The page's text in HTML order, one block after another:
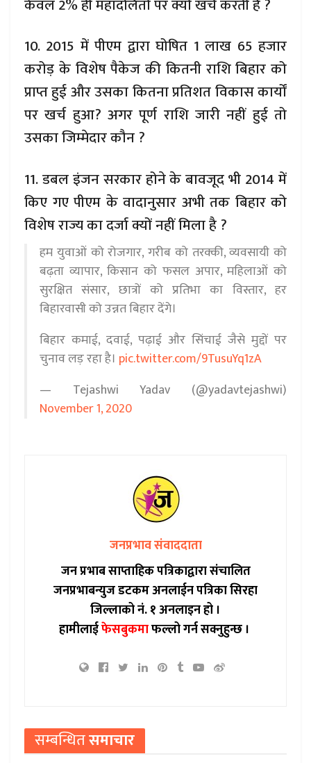
केवल 2% ही महादलितों पर क्यों खर्च करती है ?
10. 2015 में पीएम द्वारा घोषित 1 लाख 65 हजार
करोड़ के विशेष पैकेज की कितनी राशि बिहार को
प्राप्त हुई और उसका कितना प्रतिशत विकास कार्यों
पर खर्च हुआ? अगर पूर्ण राशि जारी नहीं हुई तो
उसका जिम्मेदार कौन ?
11. डबल इंजन सरकार होने के बावजूद भी 2014 में
किए गए पीएम के वादानुसार अभी तक बिहार को
विशेष राज्य का दर्जा क्यों नहीं मिला है ?
हम युवाओं को रोजगार, गरीब को तरक्की, व्यवसायी को
बढ़ता व्यापार, किसान को फसल अपार, महिलाओं को
सुरक्षित संसार, छात्रों को प्रतिभा का विस्तार, हर
बिहारवासी को उन्नत बिहार देंगे।
बिहार कमाई, दवाई, पढ़ाई और सिंचाई जैसे मुद्दों पर
चुनाव लड़ रहा है। pic.twitter.com/9TusuYq1zA
— Tejashwi Yadav (@yadavtejashwi)
November 1, 2020
जनप्रभाव संवाददाता
जन प्रभाब साप्ताहिक पत्रिकाद्वारा संचालित
जनप्रभाबन्युज डटकम अनलाईन पत्रिका सिरहा
जिल्लाको नं. १ अनलाइन हो ।
हामीलाईफेसबुकमाफल्लो गर्न सक्नुहुन्छ ।
सम्बन्धितसमाचार